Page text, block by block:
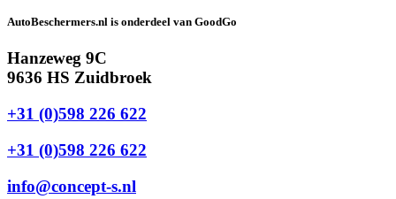
AutoBeschermers.nl is onderdeel van GoodGo
Hanzeweg 9C
9636 HS Zuidbroek
+31 (0)598 226 622
+31 (0)598 226 622
info@concept-s.nl